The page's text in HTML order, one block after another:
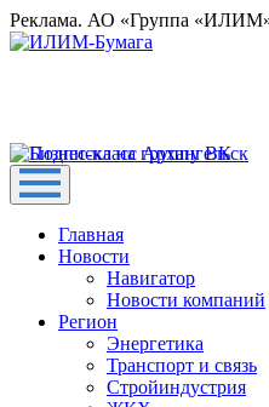
Реклама. АО «Группа
Главная
Новости
Навигатор
Новости компаний
Регион
Энергетика
Транспорт и связь
Стройиндустрия